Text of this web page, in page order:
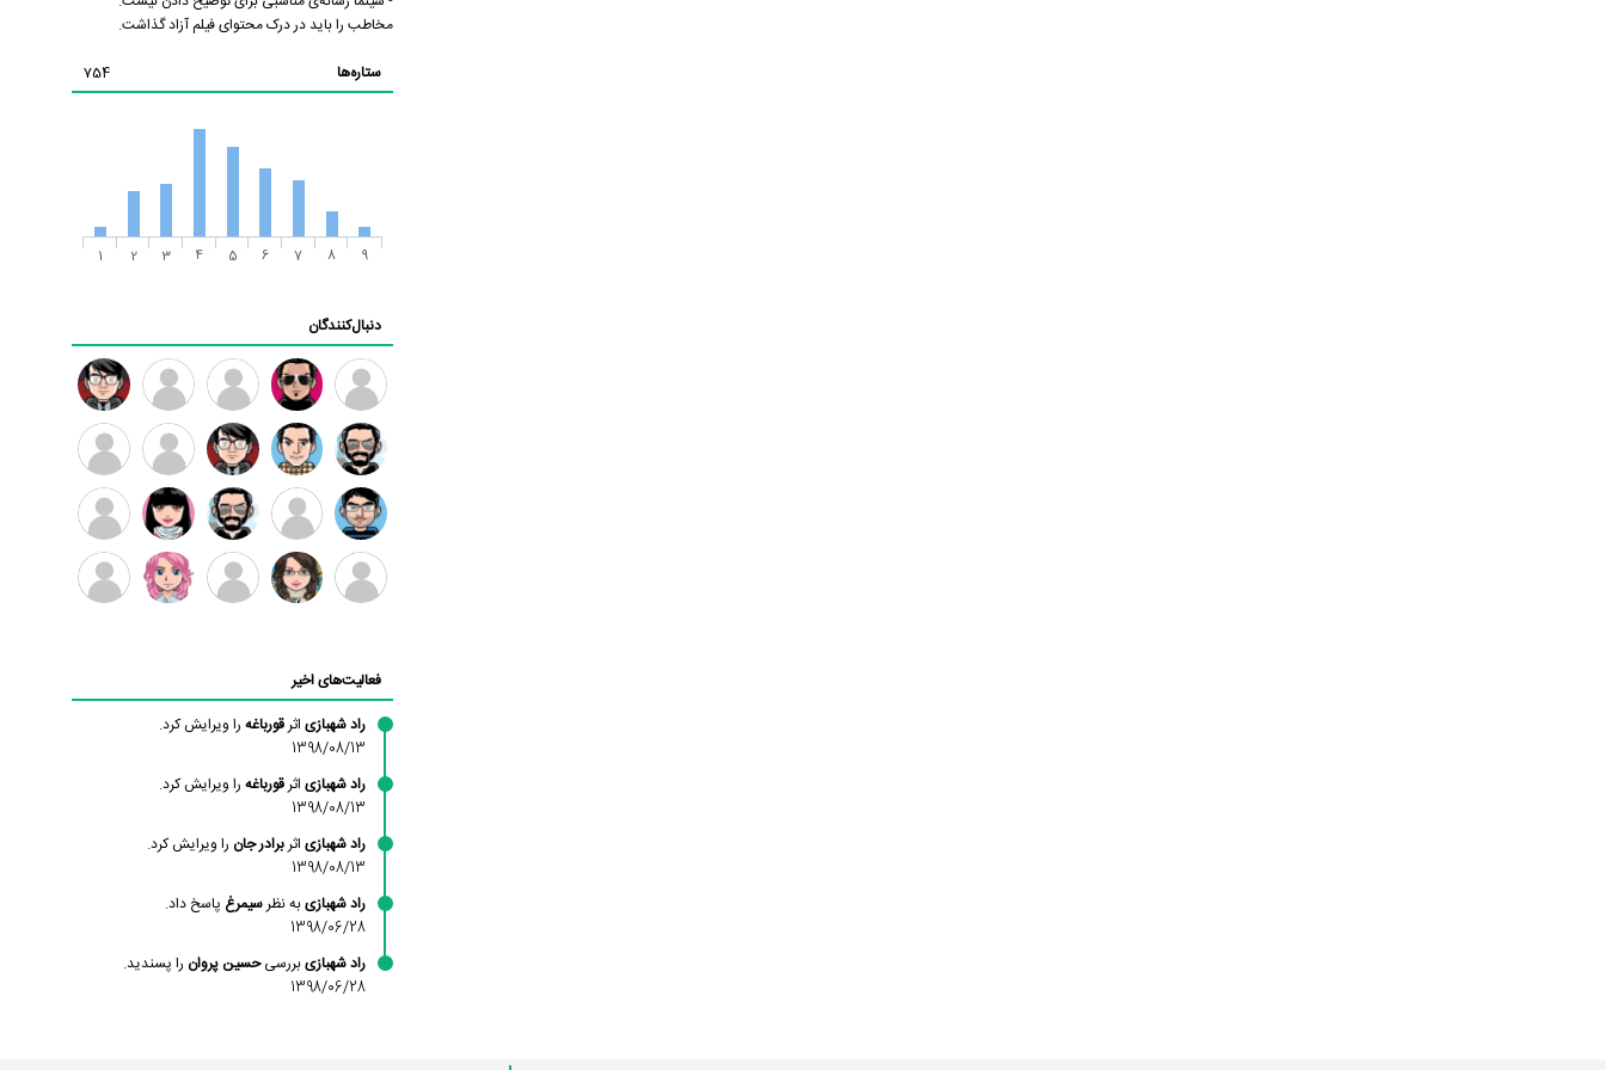
مخاطب را باید در درک محتوای فیلم آزاد گذاشت.
ستاره‌ها
754
1 2 3 4 5 6 7 8 9
دنبال‌کنندگان
ممدرضا
رضا
کاظمی
زهرا ~ ابتین
سید
محمد
موسوی
مهدی
فرهمند
مهدی
سلطانی
داود
رضیی
طرفدار
میلی
بابی
براون
کیوان
کیانی
سامان
راحمی
امیردلتا امیروو
ملیکا
منتظری
عارفه
داستانپور
فعالیت‌های اخیر
راد شهبازیاثرقورباغهرا ویرایش کرد.
1398/08/13
راد شهبازیاثرقورباغهرا ویرایش کرد.
1398/08/13
راد شهبازیاثربرادر جان را ویرایش کرد.
1398/08/13
راد شهبازیبه نظرسیمرغ پاسخ داد.
1398/06/28
راد شهبازیبررسیحسین پروان را پسندید.
1398/06/28